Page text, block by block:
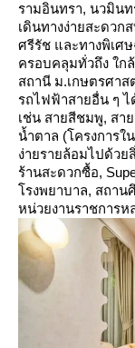
รามอินทรา, นวมิน
เดินทางง่ายสะดวก
ศรีรัช และทางพิเศ
ครอบคลุมทั่วถึง ใก
สถานี ม.เกษตรศาส
รถไฟฟ้าสายอื่น ๆ ไ
เช่น สายสีชมพู, สา
น้ำตาล (โครงการ
ง่ายรายล้อมไปด้วย
ร้านสะดวกซื้อ,
รงพยาบาล, สถาน
หน่วยงานราชการห